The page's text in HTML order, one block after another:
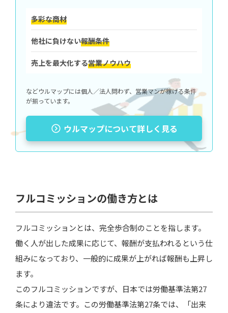
多彩な商材
他社に負けない報酬条件
売上を最大化する営業ノウハウ
などウルマップには個人／法人問わず、営業マンが稼げる条件
が揃っています。
ウルマップについて詳しく見る
フルコミッションの働き方とは
フルコミッションとは、完全歩合制のことを指します。
働く人が出した成果に応じて、報酬が支払われるという仕
組みになっており、一般的に成果が上がれば報酬も上昇し
ます。
このフルコミッションですが、日本では労働基準法第27
条により違法です。この労働基準法第27条では、「出来